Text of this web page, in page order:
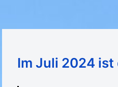
Im Juli 2024 ist